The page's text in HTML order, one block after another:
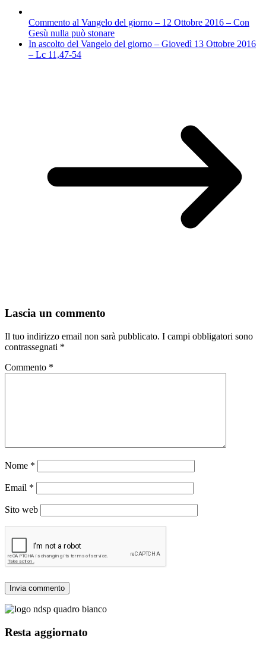
Commento al Vangelo del giorno – 12 Ottobre 2016 – Con
Gesù nulla può stonare
In ascolto del Vangelo del giorno – Giovedì 13 Ottobre 2016
– Lc 11,47-54
Lascia un commento
Il tuo indirizzo email non sarà pubblicato. I campi obbligatori sono
contrassegnati *
Commento *
Nome *
Email *
Sito web
Resta aggiornato